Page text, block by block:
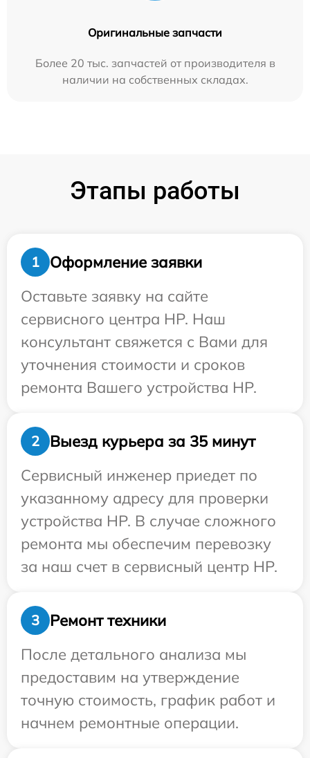
Оригинальные запчасти
Более 20 тыс. запчастей от производителя в
наличии на собственных складах.
Этапы работы
1
Оформление заявки
Оставьте заявку на сайте
сервисного центра HP. Наш
консультант свяжется с Вами для
уточнения стоимости и сроков
ремонта Вашего устройства HP.
2
Выезд курьера за 35 минут
Сервисный инженер приедет по
указанному адресу для проверки
устройства HP. В случае сложного
ремонта мы обеспечим перевозку
за наш счет в сервисный центр HP.
3
Ремонт техники
После детального анализа мы
предоставим на утверждение
точную стоимость, график работ и
начнем ремонтные операции.